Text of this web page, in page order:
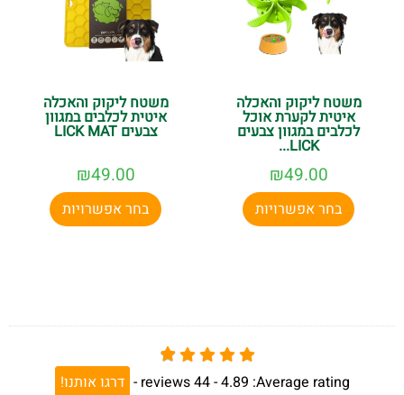
משטח ליקוק והאכלה
איטית לקערת אוכל
לכלבים במגוון צבעים
LICK...
₪49.00
בחר אפשרויות
משטח ליקוק והאכלה
איטית לכלבים במגוון
צבעים LICK MAT
₪49.00
בחר אפשרויות
Average rating:
4.89 -
44
reviews
- דרגו אותנו!